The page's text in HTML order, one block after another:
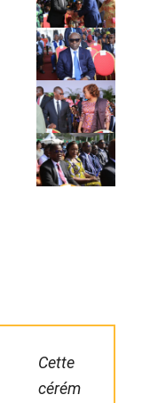
Cette
cérém